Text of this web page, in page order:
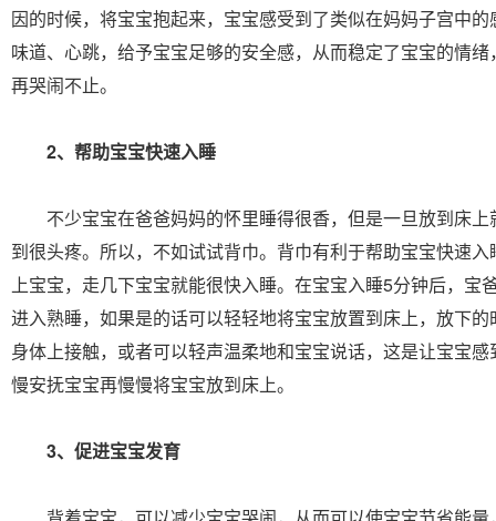
因的时候，将宝宝抱起来，宝宝感受到了类似在妈妈子宫中
味道、心跳，给予宝宝足够的安全感，从而稳定了宝宝的情
再哭闹不止。
2、帮助宝宝快速入睡
不少宝宝在爸爸妈妈的怀里睡得很香，但是一旦放到床上
到很头疼。所以，不如试试背巾。背巾有利于帮助宝宝快速
上宝宝，走几下宝宝就能很快入睡。在宝宝入睡5分钟后，宝
进入熟睡，如果是的话可以轻轻地将宝宝放置到床上，放下
身体上接触，或者可以轻声温柔地和宝宝说话，这是让宝宝
慢安抚宝宝再慢慢将宝宝放到床上。
3、促进宝宝发育